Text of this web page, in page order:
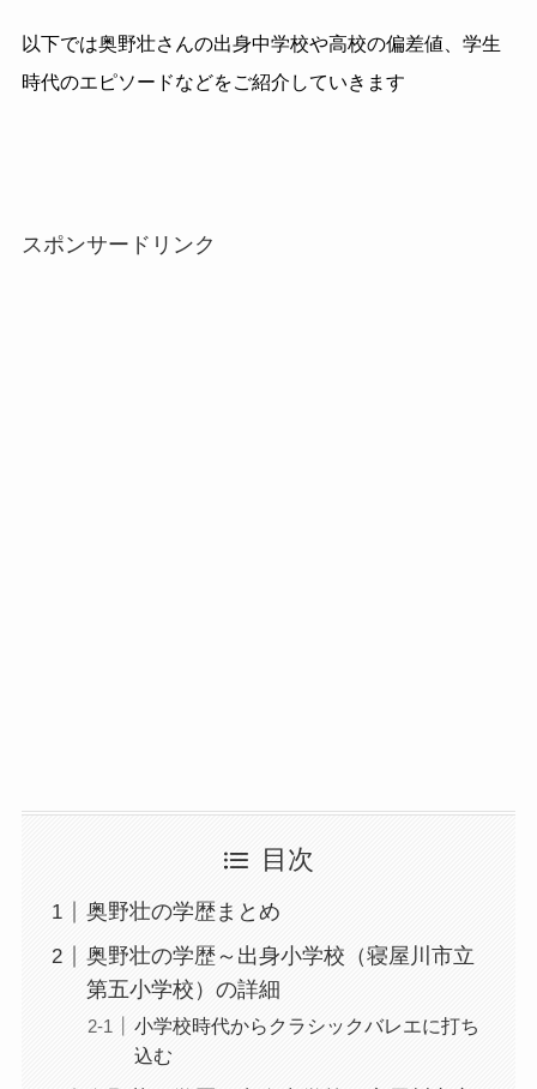
以下では奥野壮さんの出身中学校や高校の偏差値、学生
時代のエピソードなどをご紹介していきます
スポンサードリンク
目次
奥野壮の学歴まとめ
奥野壮の学歴～出身小学校（寝屋川市立
第五小学校）の詳細
小学校時代からクラシックバレエに打ち
込む